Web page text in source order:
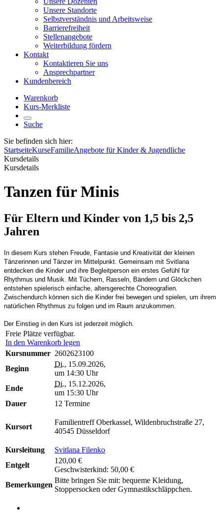
Unsere Standorte
Selbstverständnis und Arbeitsweise
Barrierefreiheit
Stellenangebote
Weiterbildung fördern
Kontakt
Kontaktieren Sie uns
Ansprechpartner
Kundenbereich
Warenkorb
Kurs-Merkliste
Suche
Sie befinden sich hier:
StartseiteKurseFamilieAngebote für Kinder & Jugendliche
Kursdetails
Kursdetails
Tanzen für Minis
Für Eltern und Kinder von 1,5 bis 2,5
Jahren
In diesem Kurs stehen Freude, Fantasie und Kreativität der kleinen
Tänzerinnen und Tänzer im Mittelpunkt. Gemeinsam mit Svitlana
entdecken die Kinder und ihre Begleitperson ein erstes Gefühl für
Rhythmus und Musik. Mit Tüchern, Rasseln, Bändern und Glöckchen
entstehen spielerisch einfache, altersgerechte Choreografien.
Zwischendurch können sich die Kinder frei bewegen und spielen, um ihrem
natürlichen Rhythmus zu folgen und im Raum anzukommen.
Der Einstieg in den Kurs ist jederzeit möglich.
Freie Plätze verfügbar.
In den Warenkorb legen
Kursnummer 2602623100
Beginn
Di., 15.09.2026,
um 14:30 Uhr
Ende
Di., 15.12.2026,
um 15:30 Uhr
Dauer
12 Termine
Kursort
Familientreff Oberkassel, Wildenbruchstraße 27,
40545 Düsseldorf
Kursleitung
Svitlana Filenko
Entgelt
120,00 €
Geschwisterkind: 50,00 €
Bemerkungen
Bitte bringen Sie mit: bequeme Kleidung,
Stoppersocken oder Gymnastikschläppchen.